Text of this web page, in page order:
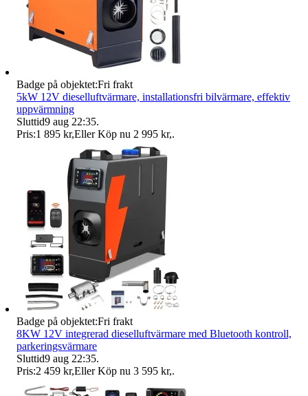
Badge på objektet:Fri frakt
5kW 12V dieselluftvärmare, installationsfri bilvärmare, effektiv
uppvärmning
Sluttid9 aug 22:35.
Pris:1 895 kr,Eller Köp nu 2 995 kr,.
Badge på objektet:Fri frakt
8KW 12V integrerad dieselluftvärmare med Bluetooth kontroll,
parkeringsvärmare
Sluttid9 aug 22:35.
Pris:2 459 kr,Eller Köp nu 3 595 kr,.